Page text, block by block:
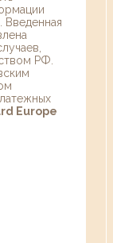
. Введенная
РФ.
Europe